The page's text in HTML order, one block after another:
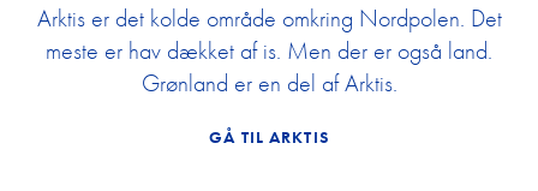
Arktis er det kolde område omkring Nordpolen. Det
meste er hav dækket af is. Men der er også land.
Grønland er en del af Arktis.
GÅ TIL ARKTIS